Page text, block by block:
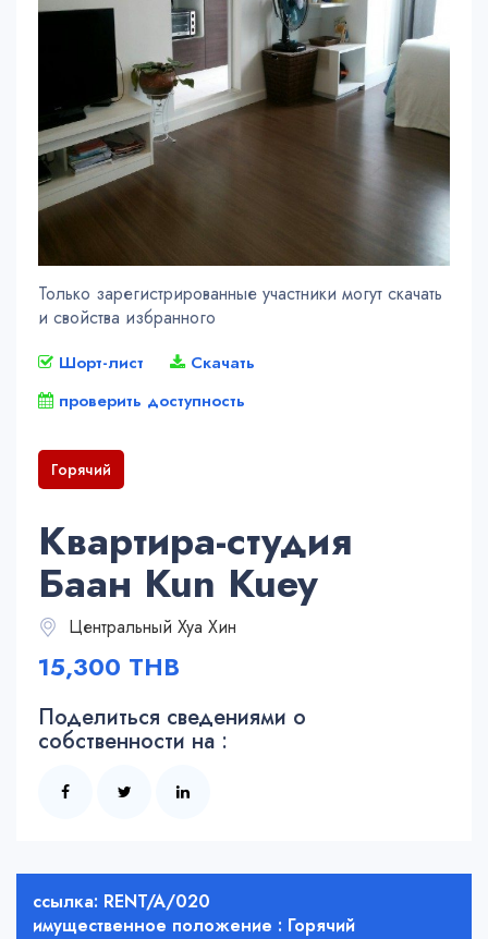
Только зарегистрированные участники могут скачать
и свойства избранного
Шорт-лист
Скачать
проверить доступность
Горячий
Квартира-студия
Баан Kun Kuey
Центральный Хуа Хин
15,300 THB
Поделиться сведениями о
собственности на :
ссылка: RENT/A/020
имущественное положение : Горячий